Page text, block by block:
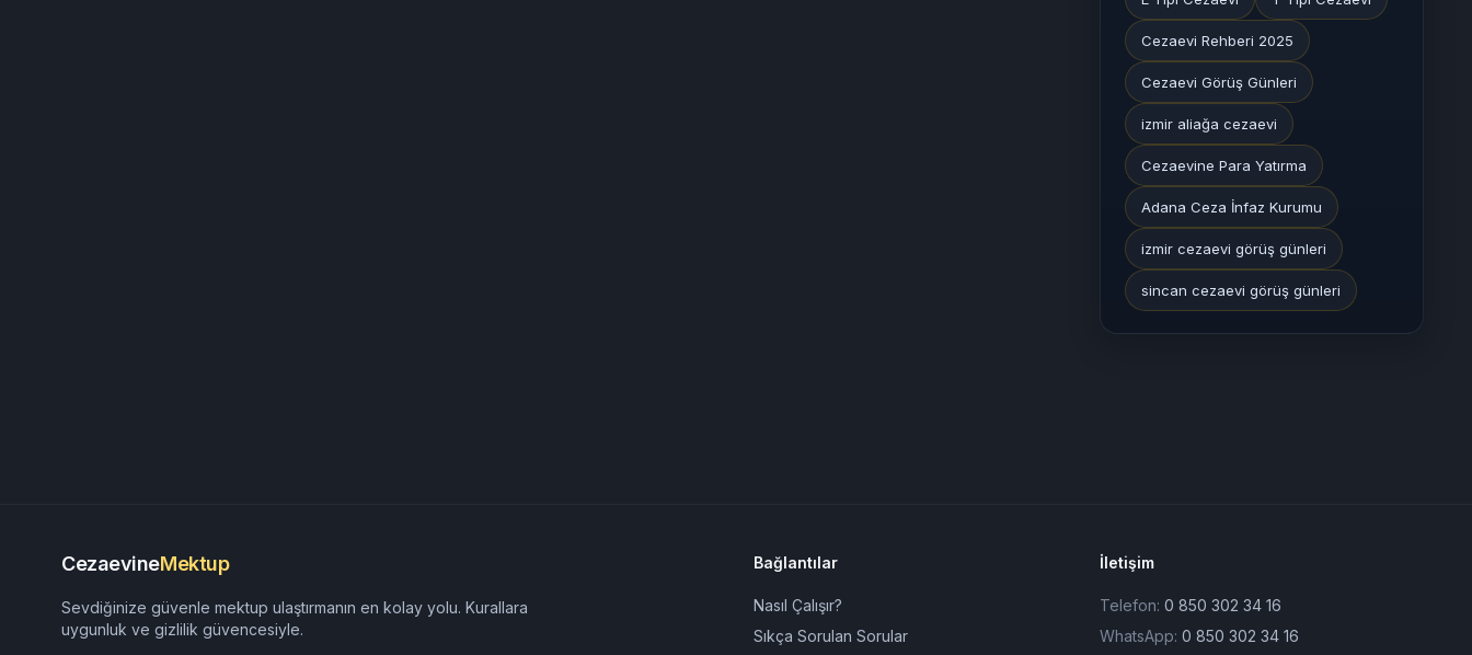
Cezaevi Rehberi 2025
Cezaevi Görüş Günleri
izmir aliağa cezaevi
Cezaevine Para Yatırma
Adana Ceza İnfaz Kurumu
izmir cezaevi görüş günleri
sincan cezaevi görüş günleri
CezaevineMektup
Sevdiğinize güvenle mektup ulaştırmanın en kolay yolu. Kurallara
uygunluk ve gizlilik güvencesiyle.
Bağlantılar
Nasıl Çalışır?
Sıkça Sorulan Sorular
İletişim
Telefon: 0 850 302 34 16
WhatsApp: 0 850 302 34 16